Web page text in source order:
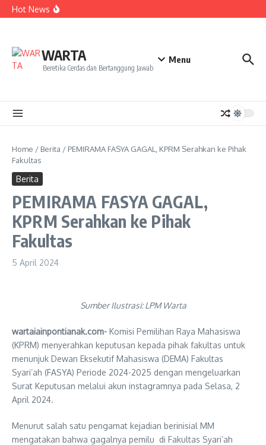
Lewati ke konten
Hot News
Pontianak
Mereka?
WARTA
Beretika Cerdas dan Bertanggung Jawab
Menu
Home / Berita / PEMIRAMA FASYA GAGAL, KPRM Serahkan ke Pihak
Fakultas
Berita
PEMIRAMA FASYA GAGAL,
KPRM Serahkan ke Pihak
Fakultas
5 April 2024
Sumber Ilustrasi: LPM Warta
wartaiainpontianak.com- Komisi Pemilihan Raya Mahasiswa
(KPRM) menyerahkan keputusan kepada pihak fakultas untuk
menunjuk Dewan Eksekutif Mahasiswa (DEMA) Fakultas
Syari’ah (FASYA) Periode 2024-2025 dengan mengeluarkan
Surat Keputusan melalui akun instagramnya pada Selasa, 2
April 2024.
Menurut salah satu pengamat kejadian berinisial MM
mengatakan bahwa gagalnya pemilu di Fakultas Syari’ah